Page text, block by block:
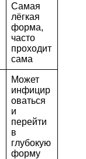
Самая
лёгкая
форма,
часто
проходит
сама
Может
инфицир
оваться
и
перейти
в
глубокую
форму